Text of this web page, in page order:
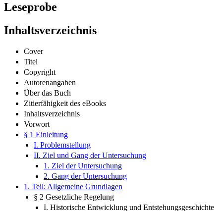
Leseprobe
Cover
Titel
Copyright
Autorenangaben
Über das Buch
Zitierfähigkeit des eBooks
Inhaltsverzeichnis
Vorwort
§ 1 Einleitung
I. Problemstellung
II. Ziel und Gang der Untersuchung
1. Ziel der Untersuchung
2. Gang der Untersuchung
1. Teil: Allgemeine Grundlagen
§ 2 Gesetzliche Regelung